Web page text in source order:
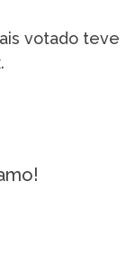
votado teve